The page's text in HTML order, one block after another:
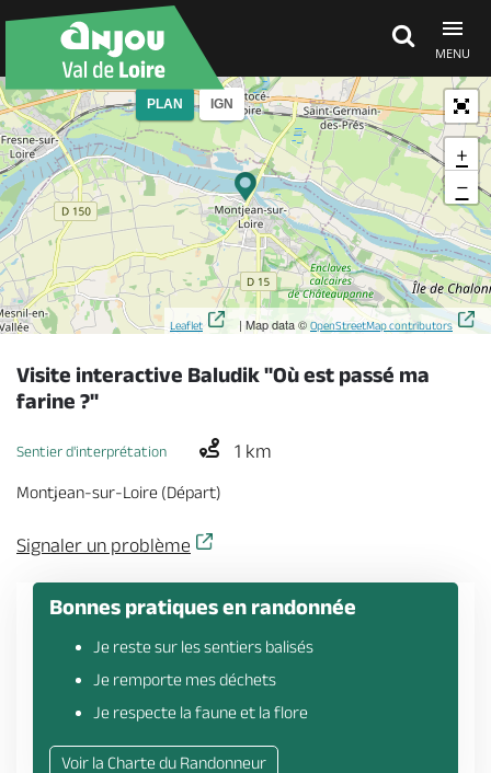
MENU
Découvrir
À voir, à faire
Agenda
Billetterie en ligne
Brochures & Cartes Offices de tourisme Comment venir ?
PLAN IGN
+
−
Leaflet | Map data © OpenStreetMap contributors
Visite interactive Baludik "Où est passé ma
farine ?"
Sentier d'interprétation 1 km
Montjean-sur-Loire (Départ)
Signaler un problème
Bonnes pratiques en randonnée
Je reste sur les sentiers balisés
Je remporte mes déchets
Je respecte la faune et la flore
Voir la Charte du Randonneur